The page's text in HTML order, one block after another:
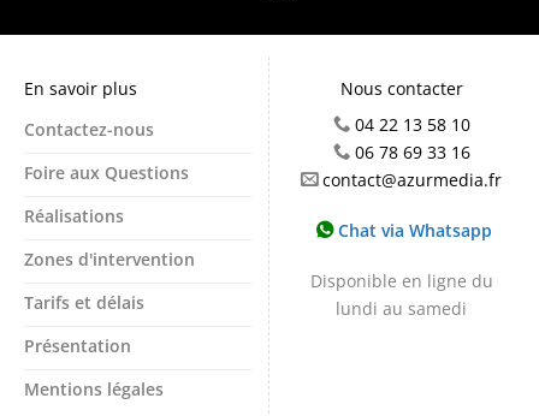
En savoir plus
Contactez-nous
Foire aux Questions
Réalisations
Zones d'intervention
Tarifs et délais
Présentation
Mentions légales
Nous contacter
04 22 13 58 10
06 78 69 33 16
contact@azurmedia.fr
Chat via Whatsapp
Disponible en ligne du
lundi au samedi